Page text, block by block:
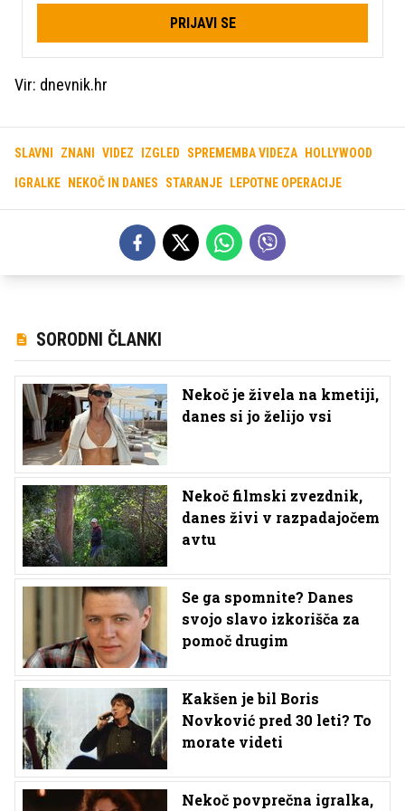
PRIJAVI SE
Vir: dnevnik.hr
SLAVNI ZNANI VIDEZ IZGLED SPREMEMBA VIDEZA HOLLYWOOD
IGRALKE NEKOČ IN DANES STARANJE LEPOTNE OPERACIJE
SORODNI ČLANKI
Nekoč je živela na kmetiji,
danes si jo želijo vsi
Nekoč filmski zvezdnik,
danes živi v razpadajočem
avtu
Se ga spomnite? Danes
svojo slavo izkorišča za
pomoč drugim
Kakšen je bil Boris
Novković pred 30 leti? To
morate videti
Nekoč povprečna igralka,